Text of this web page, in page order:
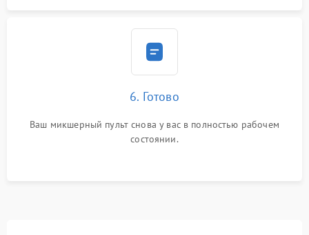
6. Готово
Ваш микшерный пульт снова у вас в полностью рабочем
состоянии.